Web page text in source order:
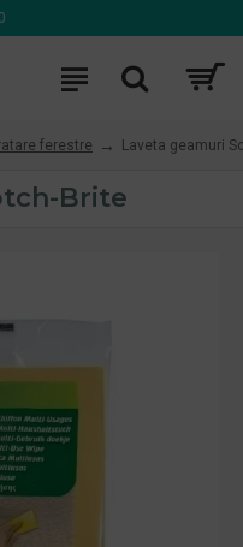
ferestre Laveta geamuri
Brite